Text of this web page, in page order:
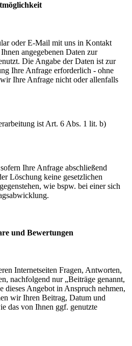
oder E-Mail mit uns in Kontakt
angegebenen Daten zur
Die Angabe der Daten ist zur
Ihre Anfrage erforderlich - ohne
Ihre Anfrage nicht oder allenfalls
ist Art. 6 Abs. 1 lit. b)
Ihre Anfrage abschließend
Löschung keine gesetzlichen
wie bspw. bei einer sich
und Bewertungen
Internetseiten Fragen, Antworten,
nachfolgend nur „Beiträge genannt,
dieses Angebot in Anspruch nehmen,
wir Ihren Beitrag, Datum und
das von Ihnen ggf. genutzte